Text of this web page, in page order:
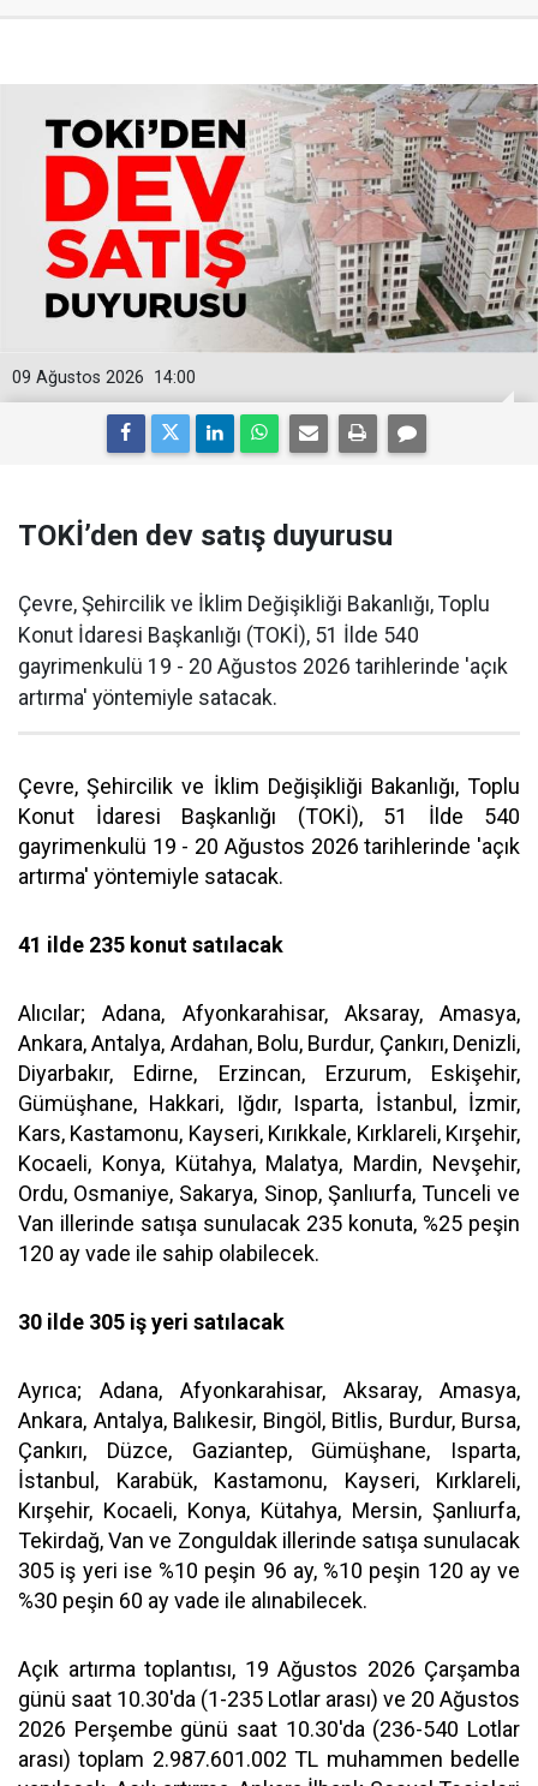
14:00
09 Ağustos 2026
TOKİ’den dev satış duyurusu
Çevre, Şehircilik ve İklim Değişikliği Bakanlığı, Toplu
Konut İdaresi Başkanlığı (TOKİ), 51 İlde 540
gayrimenkulü 19 - 20 Ağustos 2026 tarihlerinde 'açık
artırma' yöntemiyle satacak.
Çevre, Şehircilik ve İklim Değişikliği Bakanlığı, Toplu
Konut İdaresi Başkanlığı (TOKİ), 51 İlde 540
gayrimenkulü 19 - 20 Ağustos 2026 tarihlerinde 'açık
artırma' yöntemiyle satacak.
41 ilde 235 konut satılacak
Alıcılar; Adana, Afyonkarahisar, Aksaray, Amasya,
Ankara, Antalya, Ardahan, Bolu, Burdur, Çankırı, Denizli,
Diyarbakır, Edirne, Erzincan, Erzurum, Eskişehir,
Gümüşhane, Hakkari, Iğdır, Isparta, İstanbul, İzmir,
Kars, Kastamonu, Kayseri, Kırıkkale, Kırklareli, Kırşehir,
Kocaeli, Konya, Kütahya, Malatya, Mardin, Nevşehir,
Ordu, Osmaniye, Sakarya, Sinop, Şanlıurfa, Tunceli ve
Van illerinde satışa sunulacak 235 konuta, %25 peşin
120 ay vade ile sahip olabilecek.
30 ilde 305 iş yeri satılacak
Ayrıca; Adana, Afyonkarahisar, Aksaray, Amasya,
Ankara, Antalya, Balıkesir, Bingöl, Bitlis, Burdur, Bursa,
Çankırı, Düzce, Gaziantep, Gümüşhane, Isparta,
İstanbul, Karabük, Kastamonu, Kayseri, Kırklareli,
Kırşehir, Kocaeli, Konya, Kütahya, Mersin, Şanlıurfa,
Tekirdağ, Van ve Zonguldak illerinde satışa sunulacak
305 iş yeri ise %10 peşin 96 ay, %10 peşin 120 ay ve
%30 peşin 60 ay vade ile alınabilecek.
Açık artırma toplantısı, 19 Ağustos 2026 Çarşamba
günü saat 10.30'da (1-235 Lotlar arası) ve 20 Ağustos
2026 Perşembe günü saat 10.30'da (236-540 Lotlar
arası) toplam 2.987.601.002 TL muhammen bedelle